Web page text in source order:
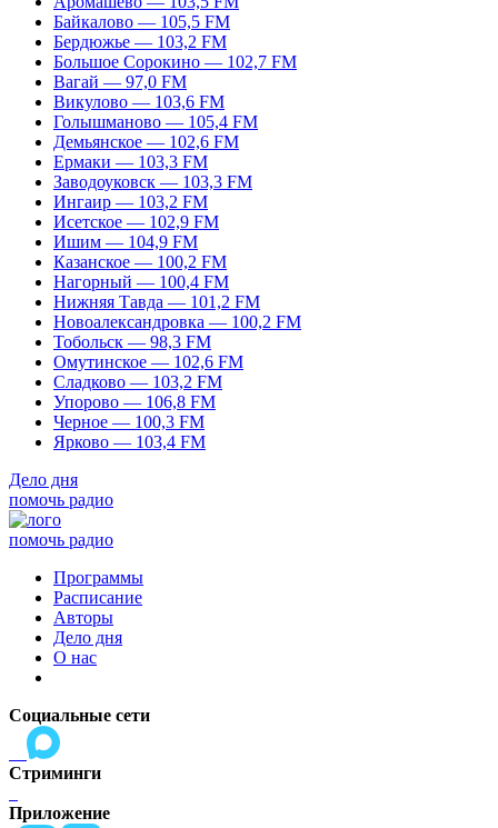
Байкалово — 105,5 FM
Бердюжье — 103,2 FM
Большое Сорокино — 102,7 FM
Вагай — 97,0 FM
Викулово — 103,6 FM
Голышманово — 105,4 FM
Демьянское — 102,6 FM
Ермаки — 103,3 FM
Заводоуковск — 103,3 FM
Ингаир — 103,2 FM
Исетское — 102,9 FM
Ишим — 104,9 FM
Казанское — 100,2 FM
Нагорный — 100,4 FM
Нижняя Тавда — 101,2 FM
Новоалександровка — 100,2 FM
Тобольск — 98,3 FM
Омутинское — 102,6 FM
Сладково — 103,2 FM
Упорово — 106,8 FM
Черное — 100,3 FM
Ярково — 103,4 FM
Дело дня
помочь радио
помочь радио
Программы
Расписание
Авторы
Дело дня
О нас
Социальные сети
Стриминги
Приложение